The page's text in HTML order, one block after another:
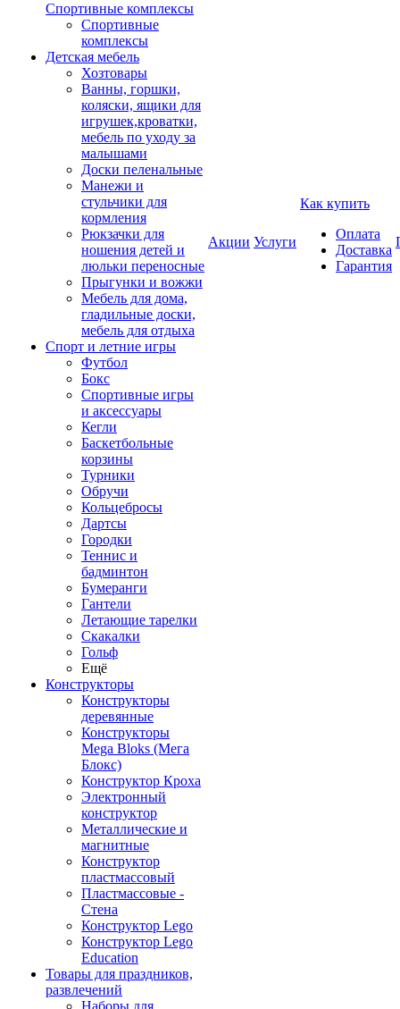
Спортивные комплексы
Спортивные
комплексы
Детская мебель
Хозтовары
Ванны, горшки,
коляски, ящики для
игрушек,кроватки,
мебель по уходу за
малышами
Доски пеленальные
Манежи и
стульчики для
кормления
Рюкзачки для
ношения детей и
люльки переносные
Прыгунки и вожжи
Мебель для дома,
гладильные доски,
мебель для отдыха
Спорт и летние игры
Футбол
Бокс
Спортивные игры
и аксессуары
Кегли
Баскетбольные
корзины
Турники
Обручи
Кольцебросы
Дартсы
Городки
Теннис и
бадминтон
Бумеранги
Гантели
Летающие тарелки
Скакалки
Гольф
Ещё
Конструкторы
Конструкторы
деревянные
Конструкторы
Mega Bloks (Мега
Блокс)
Конструктор Кроха
Электронный
конструктор
Металлические и
магнитные
Конструктор
пластмассовый
Пластмассовые -
Стена
Конструктор Lego
Конструктор Lego
Education
Товары для праздников,
развлечений
Наборы для
Акции Услуги
Как купить
Оплата
Доставка
Гарантия